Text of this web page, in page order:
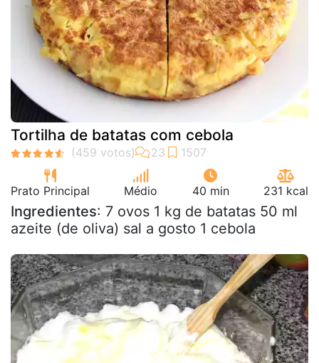
Tortilha de batatas com cebola
Prato Principal Médio 40 min 231 kcal
Ingredientes: 7 ovos 1 kg de batatas 50 ml
azeite (de oliva) sal a gosto 1 cebola